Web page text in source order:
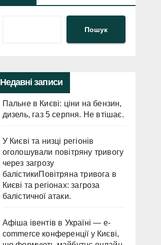
Пошук
Недавні записи
Пальне в Києві: ціни на бензин,
дизель, газ 5 серпня. Не втішає.
У Києві та низці регіонів
оголошували повітряну тривогу
через загрозу
балістикиПовітряна тривога в
Києві та регіонах: загроза
балістичної атаки.
Афіша івентів в Україні — e-
commerce конференції у Києві,